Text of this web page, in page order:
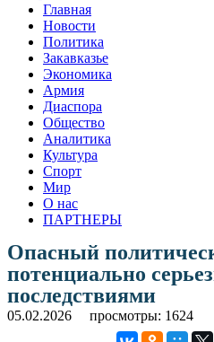
Главная
Новости
Политика
Закавказье
Экономика
Армия
Диаспора
Общество
Аналитика
Культура
Спорт
Мир
О нас
ПАРТНЕРЫ
Опасный
потенциально
последствиями
05.02.2026 просмотры: 1624